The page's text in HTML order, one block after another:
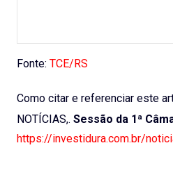
Fonte: TCE/RS
Como citar e referenciar este
NOTÍCIAS,. Sessão da 1ª
https://investidura.com.br/